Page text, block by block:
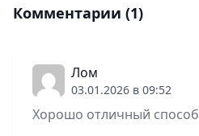
Комментарии (1)
Лом
03.01.2026 в 09:52
Хорошо отличный способ